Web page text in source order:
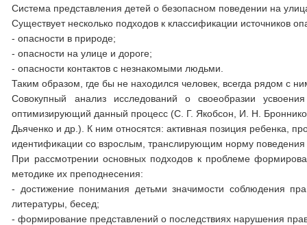
Система представления детей о безопасном поведении на
Существует несколько подходов к классификации источников
- опасности в природе;
- опасности на улице и дороге;
- опасности контактов с незнакомыми людьми.
Таким образом, где бы не находился человек, всегда рядом с
Совокупный анализ исследований о своеобразии
оптимизирующий данный процесс (С. Г. Якобсон, И. Н.
Дьяченко и др.). К ним относятся: активная позиция ребенка,
идентификации со взрослым, транслирующим норму
При рассмотрении основных подходов к проблеме
методике их преподнесения:
- достижение понимания детьми значимости соблюдения
литературы, бесед;
- формирование представлений о последствиях нарушения